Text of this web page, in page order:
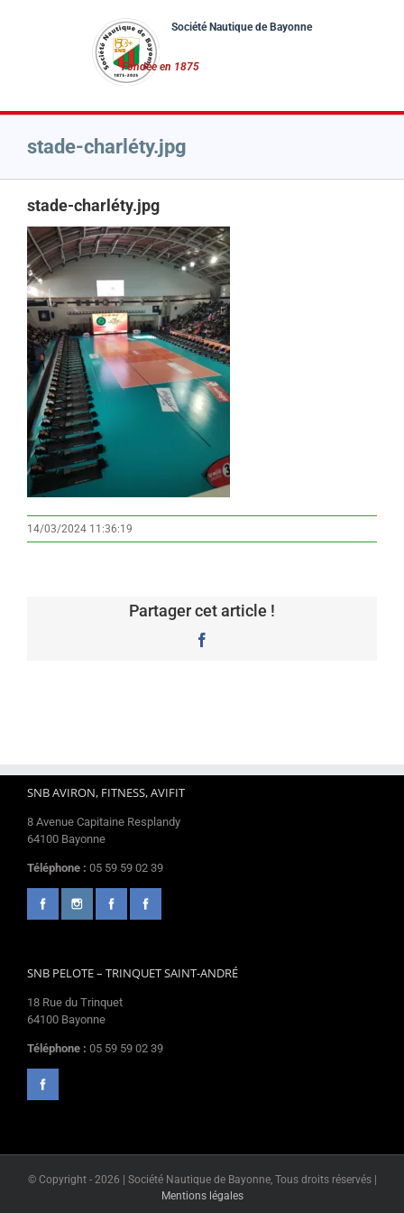
stade-charléty.jpg
stade-charléty.jpg
14/03/2024 11:36:19
Partager cet article !
SNB AVIRON, FITNESS, AVIFIT
8 Avenue Capitaine Resplandy
64100 Bayonne
Téléphone : 05 59 59 02 39
SNB PELOTE – TRINQUET SAINT-ANDRÉ
18 Rue du Trinquet
64100 Bayonne
Téléphone : 05 59 59 02 39
© Copyright - 2026 | Société Nautique de Bayonne, Tous droits réservés |
Mentions légales